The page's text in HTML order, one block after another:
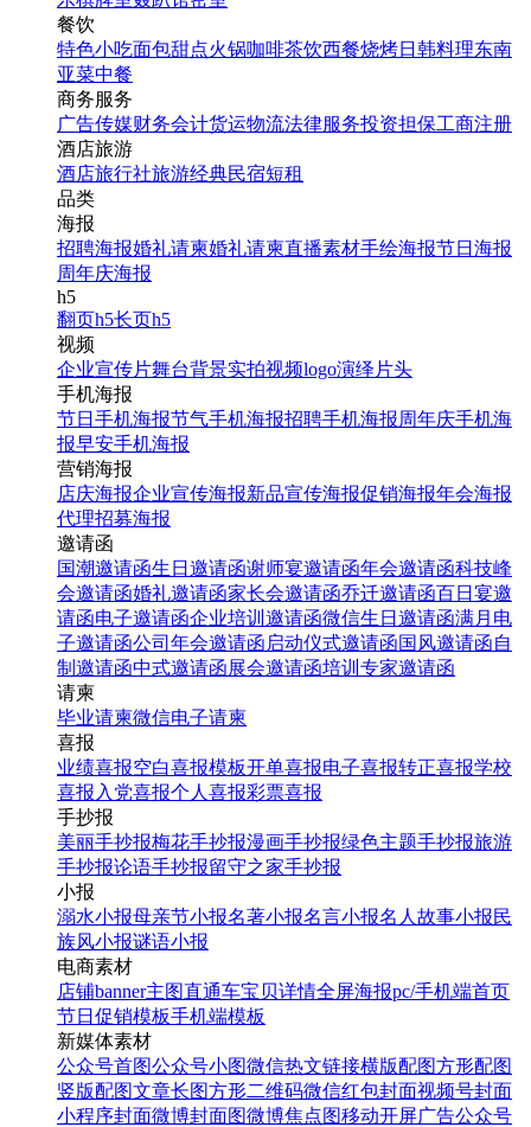
餐饮
特色小吃面包甜点火锅咖啡茶饮西餐烧烤日韩料理东南
亚菜中餐
商务服务
广告传媒财务会计货运物流法律服务投资担保工商注册
酒店旅游
酒店旅行社旅游经典民宿短租
品类
海报
招聘海报婚礼请柬婚礼请柬直播素材手绘海报节日海报
周年庆海报
h5
翻页h5长页h5
视频
企业宣传片舞台背景实拍视频logo演绎 片头
手机海报
节日手机海报节气手机海报招聘手机海报周年庆手机海
报早安手机海报
营销海报
店庆海报企业宣传海报新品宣传海报促销海报年会海报
代理招募海报
邀请函
国潮邀请函生日邀请函谢师宴邀请函年会邀请函科技峰
会邀请函婚礼邀请函家长会邀请函乔迁邀请函百日宴邀
请函电子邀请函企业培训邀请函微信生日邀请函满月电
子邀请函公司年会邀请函 启动仪式邀请函国风邀请函自
制邀请函中式邀请函展会邀请函培训专家邀请函
请柬
毕业请柬微信电子请柬
喜报
业绩喜报空白喜报模板开单喜报电子喜报转正喜报学校
喜报 入党喜报个人喜报彩票喜报
手抄报
美丽手抄报梅花手抄报漫画手抄报绿色主题手抄报旅游
手抄报论语手抄报留守之家手抄报
小报
溺水小报母亲节小报名著小报名言小报名人故事小报民
族风小报谜语小报
电商素材
店铺banner主图直通车宝贝详情全屏海报pc/手机端首页
节日促销模板手机端模板
新媒体素材
公众号首图公众号小图微信热文链接横版配图方形配图
竖版配图文章长图方形二维码微信红包封面视频号封面
小程序封面微博封面图微博焦点图移动开屏广告公众号